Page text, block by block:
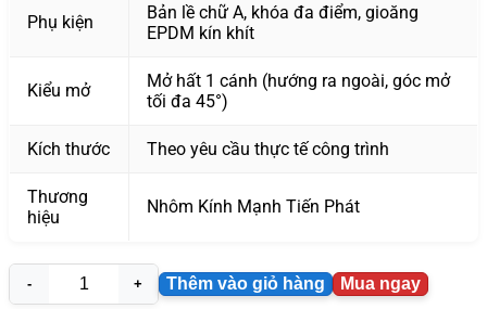
Phụ kiện
Bản lề chữ A, khóa đa điểm, gioăng
EPDM kín khít
Kiểu mở
Mở hất 1 cánh (hướng ra ngoài, góc mở
tối đa 45°)
Kích thước Theo yêu cầu thực tế công trình
Thương
hiệu
Nhôm Kính Mạnh Tiến Phát
Cửa
Thêm vào giỏ hàng Mua ngay